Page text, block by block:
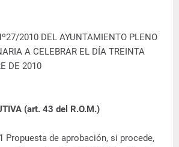
2010 DEL AYUNTAMIENTO PLENO
A CELEBRAR EL DÍA TREINTA
DE 2010
(art. 43 del R.O.M.)
Propuesta de aprobación, si procede,